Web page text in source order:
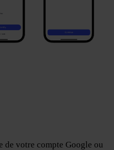
de votre compte Google ou